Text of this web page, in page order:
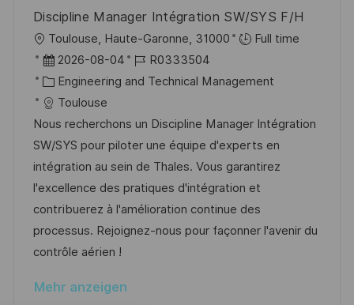
n
g
r
ö
f
f
e
n
t
l
i
c
h
u
n
Discipline Manager Intégration SW/SYS F/H
O
r
t
Toulouse, Haute-Garonne, 31000
Full time
D
a
t
u
m
d
e
r
V
e
ö
2026-08-04
J
o
-
I
D
R0333504
K
a
t
e
g
o
r
i
e
Engineering and Technical Management
Toulouse
Nous recherchons un Discipline Manager Intégration
SW/SYS pour piloter une équipe d'experts en
intégration au sein de Thales. Vous garantirez
l'excellence des pratiques d'intégration et
contribuerez à l'amélioration continue des
processus. Rejoignez-nous pour façonner l'avenir du
contrôle aérien !
Mehr anzeigen